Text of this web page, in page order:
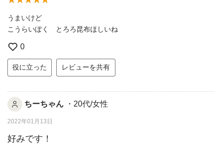
うまいけど
こうらいぽく とろろ昆布ほしいね
0
役に立った レビューを共有
ちーちゃん ・20代/女性
2022年01月13日
好みです！